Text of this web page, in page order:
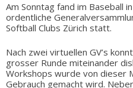
Am Sonntag fand im Baseball
ordentliche
Softball Clubs Zürich statt.
Nach zwei virtuellen GV’s
grosser Runde miteinander
Workshops wurde von dieser
Gebrauch gemacht wird.